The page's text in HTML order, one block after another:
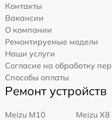
Контакты
Вакансии
О компании
Ремонтируемые модели
Наши услуги
Согласие на обработку
Способы оплаты
Ремонт устройств
Meizu M10
Meizu X8